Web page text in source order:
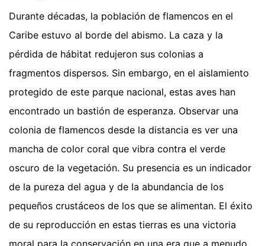
Durante décadas, la población de flamencos en el
Caribe estuvo al borde del abismo. La caza y la
pérdida de hábitat redujeron sus colonias a
fragmentos dispersos. Sin embargo, en el aislamiento
protegido de este parque nacional, estas aves han
encontrado un bastión de esperanza. Observar una
colonia de flamencos desde la distancia es ver una
mancha de color coral que vibra contra el verde
oscuro de la vegetación. Su presencia es un indicador
de la pureza del agua y de la abundancia de los
pequeños crustáceos de los que se alimentan. El éxito
de su reproducción en estas tierras es una victoria
moral para la conservación en una era que a menudo